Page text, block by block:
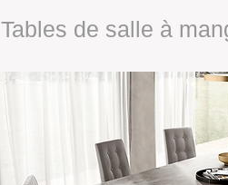
Tables de salle à